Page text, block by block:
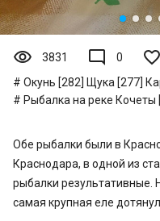
visibility 3831 mode_comment 0
Окунь [282] Щука [277]
Рыбалка на реке Кочеты
Обе рыбалки были в
Краснодара, в одной из
рыбалки результативные.
самая крупная еле